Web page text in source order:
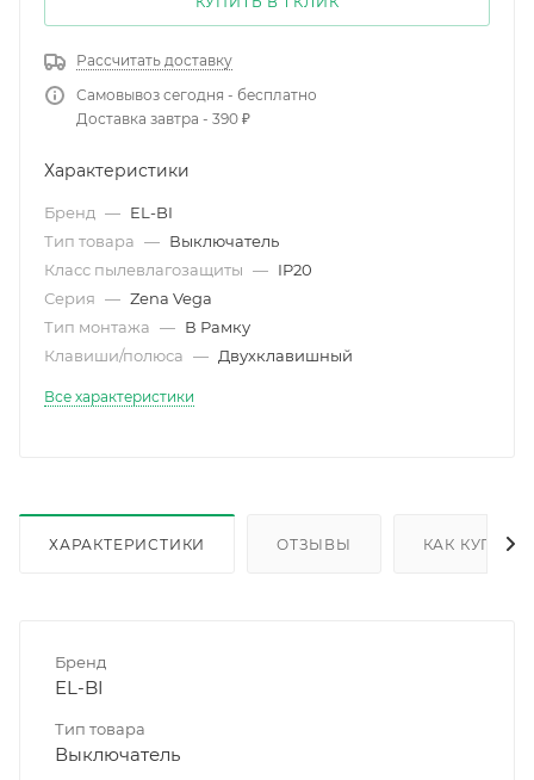
Рассчитать доставку
Самовывоз сегодня - бесплатно
Доставка завтра - 390 ₽
Характеристики
Бренд — EL-BI
Тип товара — Выключатель
Класс пылевлагозащиты — IP20
Серия — Zena Vega
Тип монтажа — В Рамку
Клавиши/полюса — Двухклавишный
Все характеристики
ХАРАКТЕРИСТИКИ ОТЗЫВЫ КАК КУПИТЬ
Бренд
EL-BI
Тип товара
Выключатель